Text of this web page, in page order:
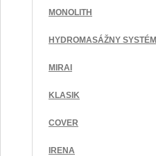
MONOLITH
HYDROMASÁŽNY SYSTÉM
MIRAI
KLASIK
COVER
IRENA